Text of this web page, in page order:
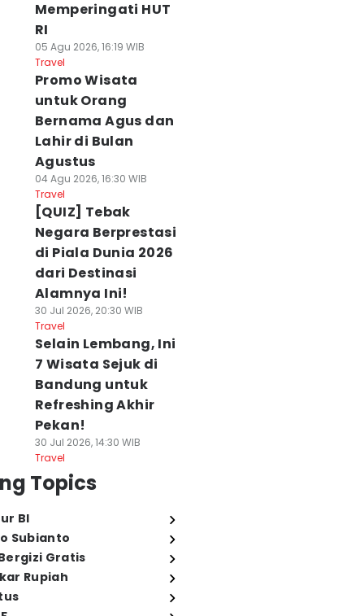
Memperingati HUT
RI
05 Agu 2026, 16:19 WIB
Travel
Promo Wisata
untuk Orang
Bernama Agus dan
Lahir di Bulan
Agustus
04 Agu 2026, 16:30 WIB
Travel
[QUIZ] Tebak
Negara Berprestasi
di Piala Dunia 2026
dari Destinasi
Alamnya Ini!
30 Jul 2026, 20:30 WIB
Travel
Selain Lembang, Ini
7 Wisata Sejuk di
Bandung untuk
Refreshing Akhir
Pekan!
30 Jul 2026, 14:30 WIB
Travel
Topics
BI
Subianto
Gratis
Rupiah